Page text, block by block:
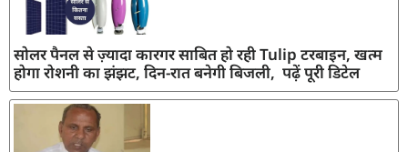
सोलर पैनल से ज़्यादा कारगर साबित हो रही Tulip टरबाइन, खत्म
होगा रोशनी का झंझट, दिन-रात बनेगी बिजली, पढ़ें पूरी डिटेल